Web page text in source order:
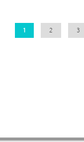
Page
1 Page
2 3